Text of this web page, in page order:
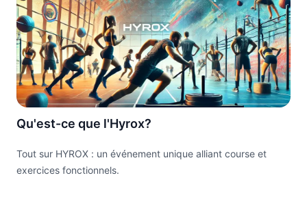
Qu'est-ce que l'Hyrox?
Tout sur HYROX : un événement unique alliant course et
exercices fonctionnels.